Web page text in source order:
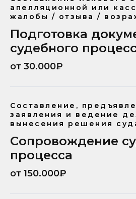
апелляционной или
жалобы / отзыва /
Подготовка
судебного
от 30.000₽
Составление,
заявления и ведение
вынесения решения
Сопровождение
процесса
от 150.000₽